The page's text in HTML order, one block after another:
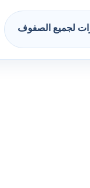
لجميع الصفوف